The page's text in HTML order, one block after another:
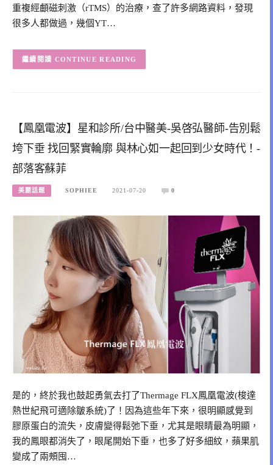
重複經顱磁刺激（rTMS）的治療，查了許多網路資料，發現
很多人都做過，幾個YT…
CONTINUE READING
【鳳凰電波】星和診所/台中醫美-吳啓弘醫師-告別鬆
垮下垂 找回緊實輪廓 與林心如一起回到少女時代！-
部落客蘇菲
美麗話題 SOPHIEE 2021-07-20 0
是的，終於我也鼓起勇氣去打了Thermage FLX鳳凰電波(梭達
熱世紀飛可適除皺系統)了！因為這些年下來，很明顯感覺到
膠原蛋白的流失，皮膚變得鬆弛下垂，尤其是眼睛最為明顯，
我的鳳眼都消失了，眼尾開始下垂，也多了好多細紋，蘋果肌
變成了兩頰囤…